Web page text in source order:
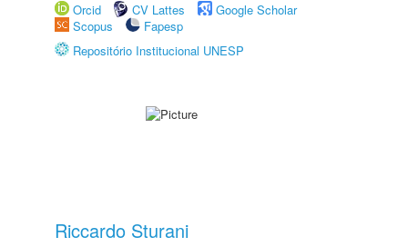
Orcid
CV Lattes
Google Scholar
Scopus
Fapesp
Repositório Institucional UNESP
Riccardo Sturani